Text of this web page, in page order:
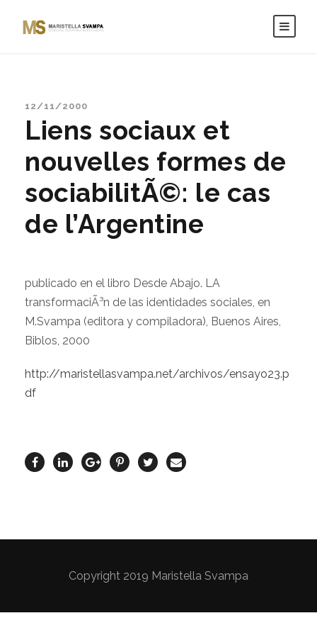
12/11/2000
Liens sociaux et
nouvelles formes de
sociabilitÃ©: le cas
de l’Argentine
publicado en el libro Desde Abajo. LA
transformaciÃ³n de las identidades sociales, en
M.Svampa (editora y compiladora), Buenos Aires,
Biblos, 2000
http://maristellasvampa.net/archivos/ensayo23.p
df
Copyright 2019 Maristella Svampa